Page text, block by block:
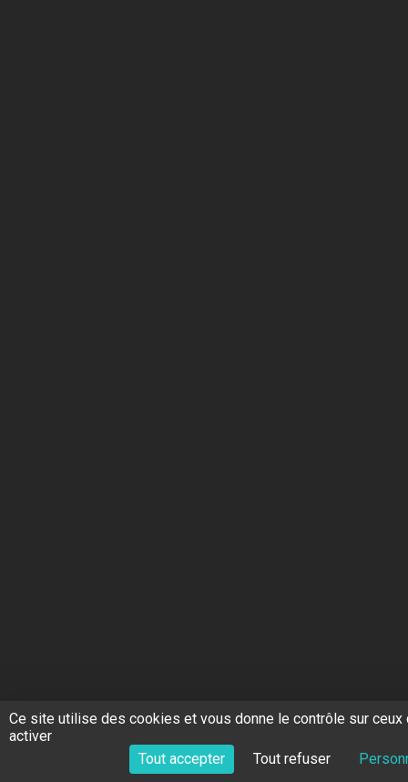
Ce site utilise des cookies et vous donne le contrôle sur ceux
activer
Tout accepter
Tout refuser